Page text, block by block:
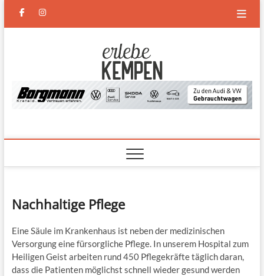
facebookinstagram
Kempen
Nachhaltige Pflege
Eine Säule im Krankenhaus ist neben der medizinischen
Versorgung eine fürsorgliche Pflege. In unserem Hospital zum
Heiligen Geist arbeiten rund 450 Pflegekräfte täglich daran,
dass die Patienten möglichst schnell wieder gesund werden